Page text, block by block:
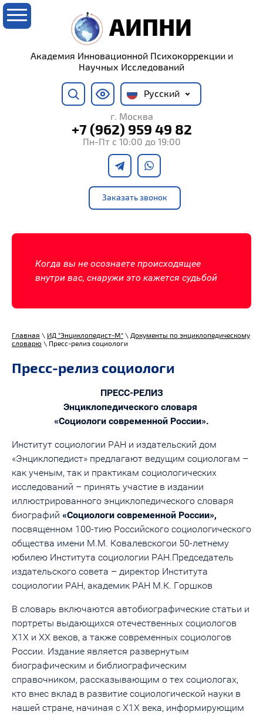
АИПНИ
Академия Инновационной Психокоррекции и
Научных Исследований
г. Москва
+7 (962) 959 49 82
Пн-Пт с 10:00 до 19:00
Заказать звонок
Русский
Когда вы не осознаете происходящее
внутри вас, снаружи это кажется судьбой
Главная \ ИД "Энциклопедист-М" \ Документы по энциклопедическому
словарю \ Пресс-релиз социологи
Пресс-релиз социологи
ПРЕСС-РЕЛИЗ
Энциклопедического словаря
«Социологи современной России».
Институт социологии РАН и издательский дом
«Энциклопедист» предлагают ведущим социологам –
как ученым, так и практикам социологических
исследований – принять участие в издании
иллюстрированного энциклопедического словаря
биографий «Социологи современной России»,
посвященном 100-тию Российского социологического
общества имени М.М. Ковалевскогои 50-летнему
юбилею Института социологии РАН.Председатель
издательского совета – директор Института
социологии РАН, академик РАН М.К. Горшков
В словарь включаются автобиографические статьи и
портреты выдающихся отечественных социологов
Х1Х и ХХ веков, а также современных социологов
России. Издание является развернутым
биографическим и библиографическим
справочником, рассказывающим о тех социологах,
кто внес вклад в развитие социологической науки в
нашей стране, начиная с Х1Х века, информирующим